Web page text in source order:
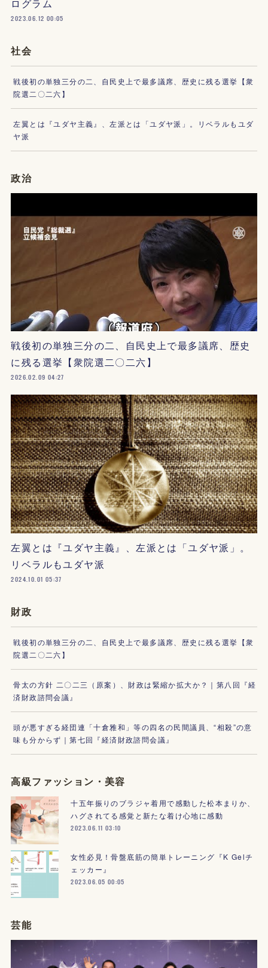
ログラム
2023.06.12 00:05
社会
戦後初の単独三分の二、自民史上で最多議席、歴史に残る選挙【衆
院選二〇二六】
左翼とは『ユダヤ主義』、左派とは「ユダヤ派」。リベラルもユダ
ヤ派
政治
戦後初の単独三分の二、自民史上で最多議席、歴史
に残る選挙【衆院選二〇二六】
2026.02.09 04:27
左翼とは『ユダヤ主義』、左派とは「ユダヤ派」。
リベラルもユダヤ派
2024.10.01 05:37
財政
戦後初の単独三分の二、自民史上で最多議席、歴史に残る選挙【衆
院選二〇二六】
骨太の方針 二〇二三（原案）、財政は緊縮か拡大か？｜第八回『経
済財政諮問会議』
頭が悪すぎる経団連「十倉雅和」等の四名の民間議員、“相殺”の意
味も分からず｜第七回『経済財政諮問会議』
高級ファッション・美容
十五年振りのブラジャ着用で感動した松本まりか、
ハグされてる感覚と新たな着け心地に感動
2023.06.11 03:10
女性必見！骨盤底筋の簡単トレーニング『K Gelチ
ェッカー』
2023.06.05 00:05
芸能